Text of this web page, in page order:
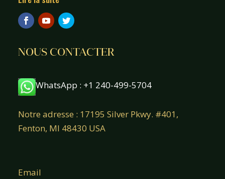
NOUS CONTACTER
WhatsApp : +1 240-499-5704
Notre adresse : 17195 Silver Pkwy. #401,
Fenton, MI 48430 USA
Email